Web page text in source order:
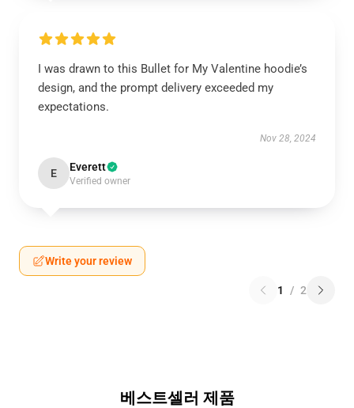
I was drawn to this Bullet for My Valentine hoodie’s
design, and the prompt delivery exceeded my
expectations.
Nov 28, 2024
E Everett
Verified owner
Write your review
1 / 2
베스트셀러 제품